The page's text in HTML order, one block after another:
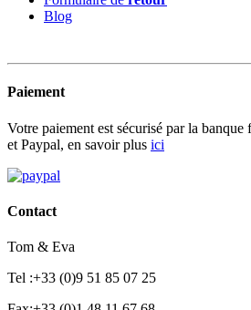
Blog
Paiement
Votre paiement est sécurisé par la
et Paypal, en savoir plus ici
Contact
Tom & Eva
Tel :+33 (0)9 51 85 07 25